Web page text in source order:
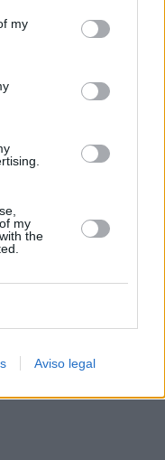
el derecho de
se aplicarán
en este sitio web o
my
my
the
Aviso legal